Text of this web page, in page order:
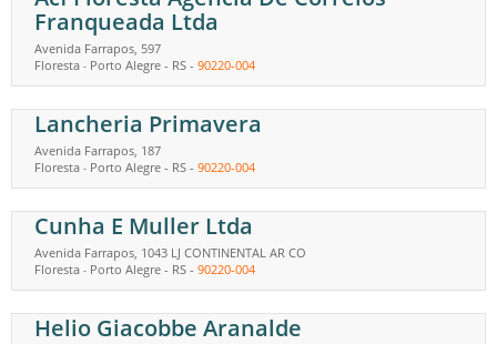
Franqueada Ltda
Avenida Farrapos, 597
Floresta - Porto Alegre - RS - 90220-004
Lancheria Primavera
Avenida Farrapos, 187
Floresta - Porto Alegre - RS - 90220-004
Cunha E Muller Ltda
Avenida Farrapos, 1043 LJ CONTINENTAL AR CO
Floresta - Porto Alegre - RS - 90220-004
Helio Giacobbe Aranalde